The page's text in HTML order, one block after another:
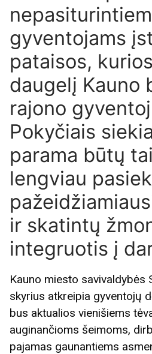
gyventojams
pataisos,
daugelį Kauno
rajono
Pokyčiais
parama būtų
lengviau
ir skatintų
integruotis į
Kauno miesto savivaldybės
skyrius atkreipia gyventojų
bus aktualios vienišiems
auginančioms šeimoms,
pajamas gaunantiems